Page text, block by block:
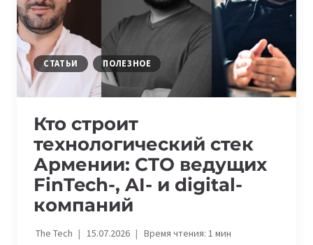
СТАТЬИ ПОЛЕЗНОЕ
Кто строит
технологический стек
Армении: CTO ведущих
FinTech-, AI- и digital-
компаний
The Tech 15.07.2026 Время чтения: 1мин